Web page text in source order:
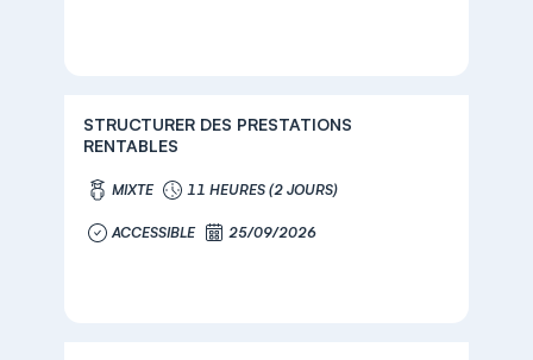
STRUCTURER DES PRESTATIONS
RENTABLES
MIXTE 11 HEURES (2 JOURS)
ACCESSIBLE 25/09/2026